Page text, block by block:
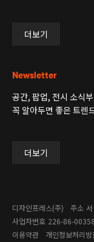
더보기
Newsletter
공간, 팝업, 전시 소식
꼭 알아두면 좋은 트렌
더보기
디자인프레스(주) 주소
사업자번호 226-86-00358​
이용약관
개인정보처리방